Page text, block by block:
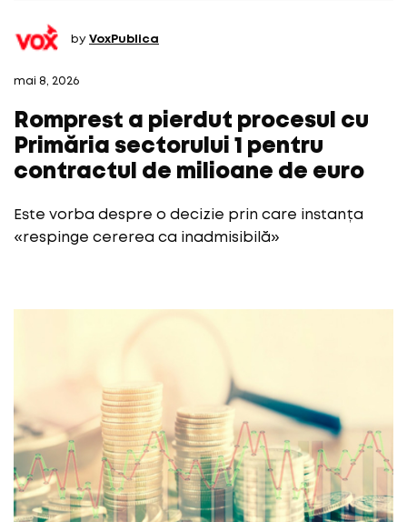
by VoxPublica
mai 8, 2026
Romprest a pierdut procesul cu
Primăria sectorului 1 pentru
contractul de milioane de euro
Este vorba despre o decizie prin care instanța
«respinge cererea ca inadmisibilă»